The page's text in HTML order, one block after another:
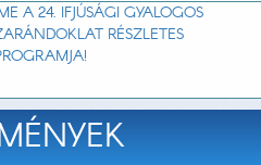
A 24. IFJÚSÁGI GYALOGOS
RÉSZLETES